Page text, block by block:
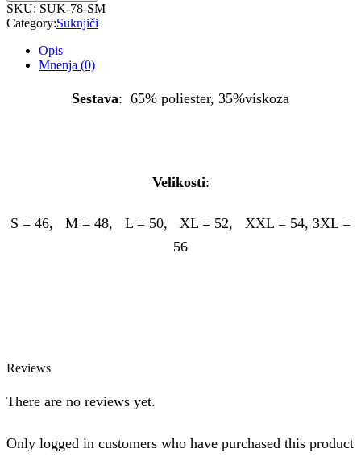
SKU: SUK-78-SM
Category:Suknjiči
Opis
Mnenja (0)
Sestava: 65% poliester, 35%viskoza
Velikosti:
S = 46, M = 48, L = 50, XL = 52, XXL = 54, 3XL =
56
Reviews
There are no reviews yet.
Only logged in customers who have purchased this product